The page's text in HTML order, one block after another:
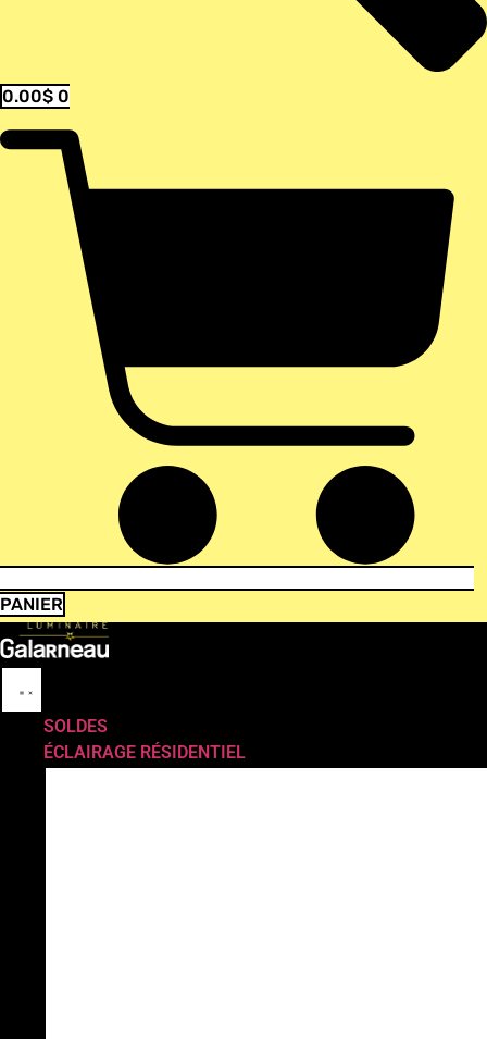
0.00$ 0
PANIER
SOLDES
ÉCLAIRAGE RÉSIDENTIEL